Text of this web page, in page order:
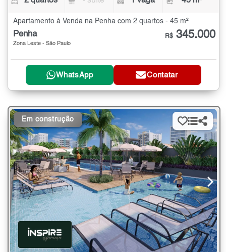
Apartamento à Venda na Penha com 2 quartos - 45 m²
Penha
Zona Leste - São Paulo
R$ 345.000
WhatsApp Contatar
Em construção